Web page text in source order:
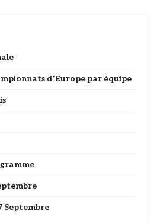
d’Europe par équipe
Septembre